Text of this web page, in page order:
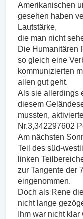
Amerikanischen
gesehen haben
Lautstärke,
die man nicht
Die Humanitären
so gleich eine
kommunizierten
allen gut geht.
Als sie allerdings
diesem
mussten,
Nr.3,342297602
Am nächsten
Teil des süd-
linken
zur Tangente der
eingenommen.
Doch als Rene
nicht lange
Ihm war nicht